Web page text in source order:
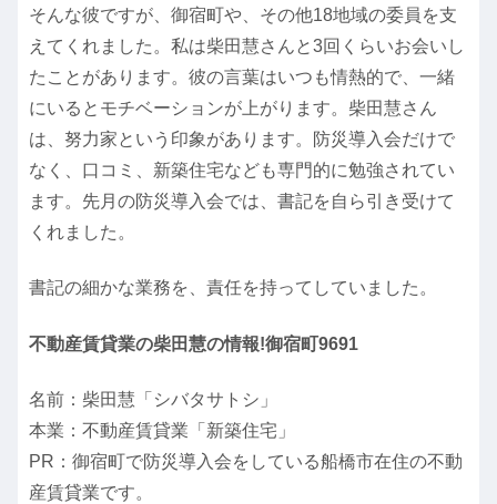
そんな彼ですが、御宿町や、その他18地域の委員を支
えてくれました。私は柴田慧さんと3回くらいお会いし
たことがあります。彼の言葉はいつも情熱的で、一緒
にいるとモチベーションが上がります。柴田慧さん
は、努力家という印象があります。防災導入会だけで
なく、口コミ、新築住宅なども専門的に勉強されてい
ます。先月の防災導入会では、書記を自ら引き受けて
くれました。
書記の細かな業務を、責任を持ってしていました。
不動産賃貸業の柴田慧の情報!御宿町9691
名前：柴田慧「シバタサトシ」
本業：不動産賃貸業「新築住宅」
PR：御宿町で防災導入会をしている船橋市在住の不動
産賃貸業です。